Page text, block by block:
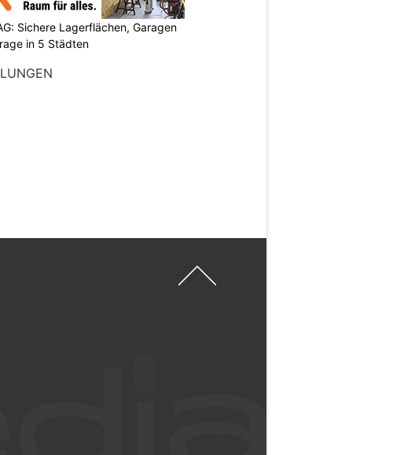
Sichere Lagerflächen, Garagen
in 5 Städten